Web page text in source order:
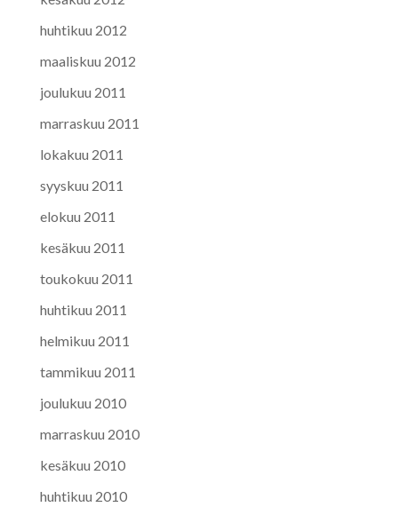
huhtikuu 2012
maaliskuu 2012
joulukuu 2011
marraskuu 2011
lokakuu 2011
syyskuu 2011
elokuu 2011
kesäkuu 2011
toukokuu 2011
huhtikuu 2011
helmikuu 2011
tammikuu 2011
joulukuu 2010
marraskuu 2010
kesäkuu 2010
huhtikuu 2010